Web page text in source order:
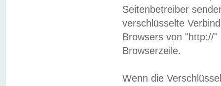
Seitenbetreiber
verschlüsselte
Browsers von "http://
Browserzeile.
Wenn die